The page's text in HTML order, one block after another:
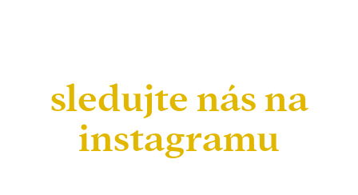
sledujte nás na
instagramu